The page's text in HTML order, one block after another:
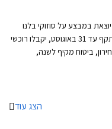
במבצע על סוזוקי בלנו
תחת הכותרת "הכל כלול". במסגרת המבצע התקף עד 31 באוגוסט, יקבלו רוכשי
ביטוח מקיף לשנה,
הצג עוד